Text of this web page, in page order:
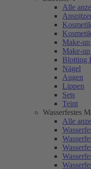
Alle
Make-
Make-
Blotting
Nägel
Augen
Lippen
Sets
Teint
Wasserfestes
Alle